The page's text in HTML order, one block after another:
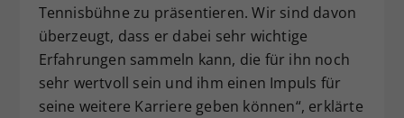
Tennisbühne zu präsentieren. Wir sind davon
überzeugt, dass er dabei sehr wichtige
Erfahrungen sammeln kann, die für ihn noch
sehr wertvoll sein und ihm einen Impuls für
seine weitere Karriere geben können“, erklärte